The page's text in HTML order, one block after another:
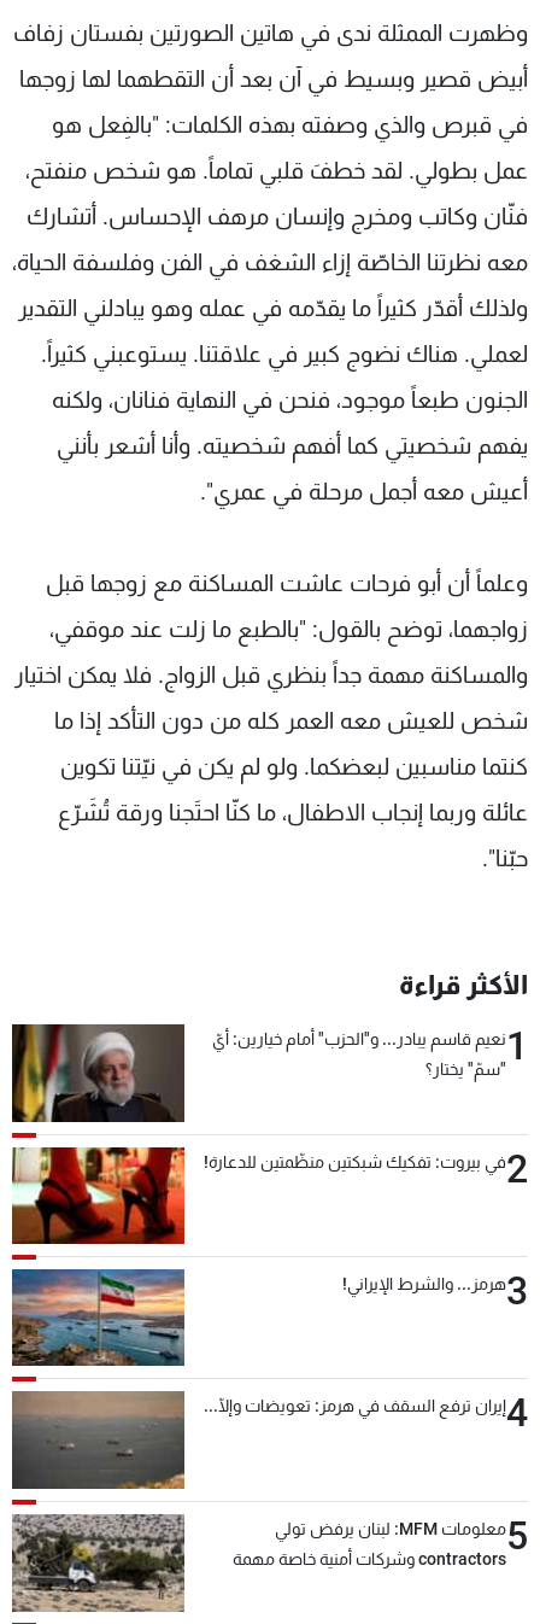
وظهرت الممثلة ندى في هاتين الصورتين بفستان زفاف
أبيض قصير وبسيط في آن بعد أن التقطهما لها زوجها
في قبرص والذي وصفته بهذه الكلمات: "بالفِعل هو
عمل بطولي. لقد خطفَ قلبي تماماً. هو شخص منفتح،
فنّان وكاتب ومخرج وإنسان مرهف الإحساس. أتشارك
معه نظرتنا الخاصّة إزاء الشغف في الفن وفلسفة الحياة،
ولذلك أقدّر كثيراً ما يقدّمه في عمله وهو يبادلني التقدير
لعملي. هناك نضوج كبير في علاقتنا. يستوعبني كثيراً.
الجنون طبعاً موجود، فنحن في النهاية فنانان، ولكنه
يفهم شخصيتي كما أفهم شخصيته. وأنا أشعر بأنني
أعيش معه أجمل مرحلة في عمري".
وعلماً أن أبو فرحات عاشت المساكنة مع زوجها قبل
زواجهما، توضح بالقول: "بالطبع ما زلت عند موقفي،
والمساكنة مهمة جداً بنظري قبل الزواج. فلا يمكن اختيار
شخص للعيش معه العمر كله من دون التأكد إذا ما
كنتما مناسبين لبعضكما. ولو لم يكن في نيّتنا تكوين
عائلة وربما إنجاب الاطفال، ما كنّا احتَجنا ورقة تُشَرّع
حبّنا".
الأكثر قراءة
1نعيم قاسم يبادر... و"الحزب" أمام خيارين: أيّ
"سمّ" يختار؟
2في بيروت: تفكيك شبكتين منظّمتين للدعارة!
3هرمز... والشرط الإيراني!
4إيران ترفع السقف في هرمز: تعويضات وإلّا...
5
معلومات MFM: لبنان يرفض تولي
contractors وشركات أمنية خاصة مهمة